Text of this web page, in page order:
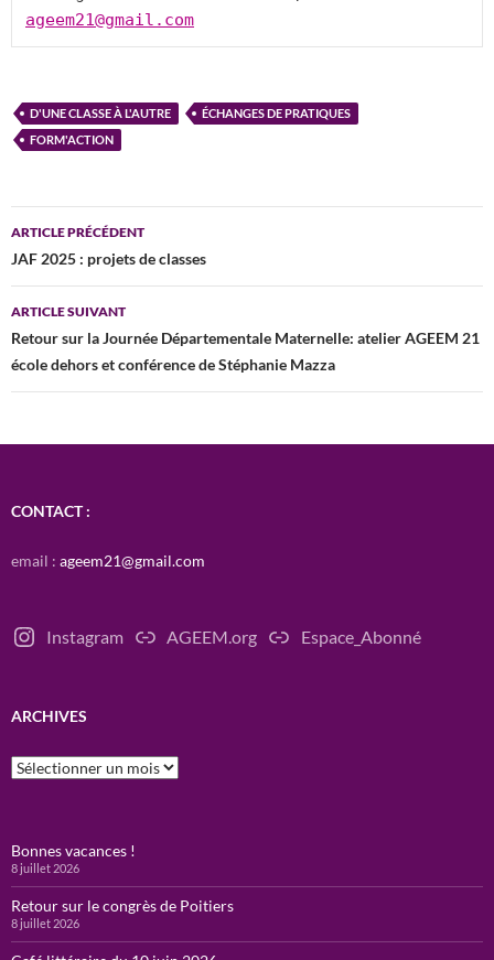
ageem21@gmail.com
D'UNE CLASSE À L'AUTRE
ÉCHANGES DE PRATIQUES
FORM'ACTION
Navigation
des
articles
ARTICLE PRÉCÉDENT
JAF 2025 : projets de classes
ARTICLE SUIVANT
Retour sur la Journée Départementale Maternelle: atelier AGEEM 21
école dehors et conférence de Stéphanie Mazza
CONTACT :
email : ageem21@gmail.com
Instagram AGEEM.org Espace_Abonné
ARCHIVES
Archives
Bonnes vacances !
8 juillet 2026
Retour sur le congrès de Poitiers
8 juillet 2026